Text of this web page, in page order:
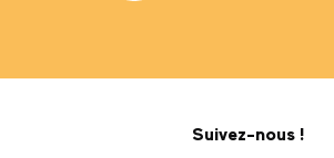
Suivez-nous !